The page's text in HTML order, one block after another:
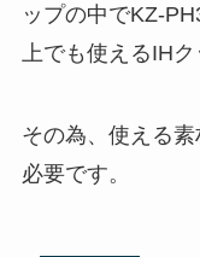
ップの中でKZ-
上でも使えるIH
その為、使える
必要です。